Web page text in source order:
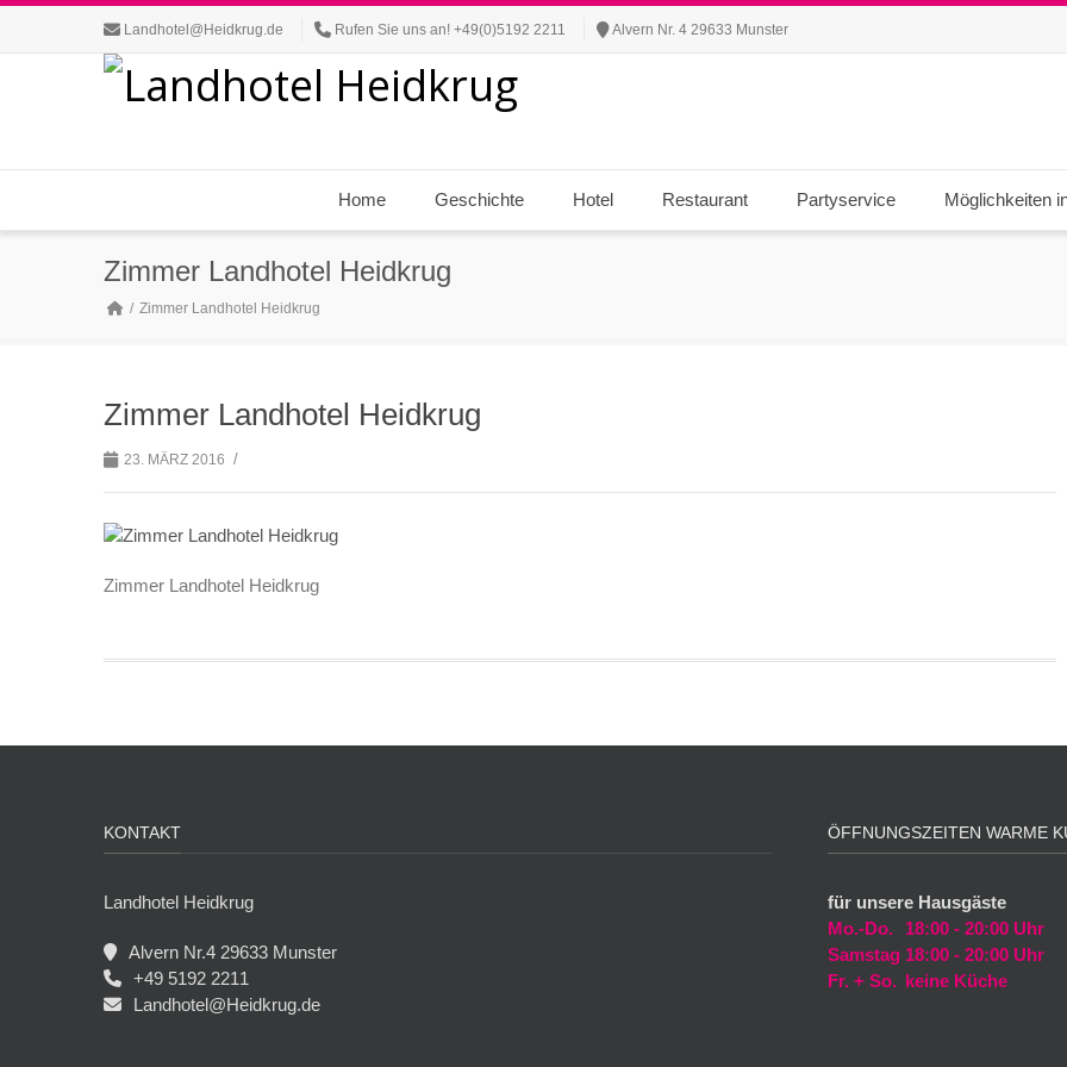
Landhotel@Heidkrug.de Rufen Sie uns an! +49(0)5192 2211 Alvern Nr. 4 29633 Munster
Home Geschichte Hotel Restaurant Partyservice Möglichkeiten
Zimmer Landhotel Heidkrug
Zimmer Landhotel Heidkrug
Zimmer Landhotel Heidkrug
23. MÄRZ 2016 /
Zimmer Landhotel Heidkrug
KONTAKT
Landhotel Heidkrug
Alvern Nr.4 29633 Munster
+49 5192 2211
Landhotel@Heidkrug.de
ÖFFNUNGSZEITEN WARME
für unsere Hausgäste
Mo.-Do.
18:00 - 20:00 Uhr
Samstag 18:00 - 20:00 Uhr
Fr. + So. keine Küche